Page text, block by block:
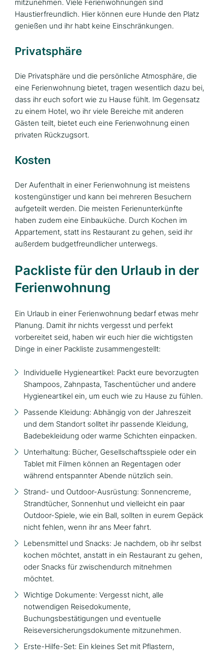
mitzunehmen. Viele Ferienwohnungen sind
Haustierfreundlich. Hier können eure Hunde den Platz
genießen und ihr habt keine Einschränkungen.
Privatsphäre
Die Privatsphäre und die persönliche Atmosphäre, die
eine Ferienwohnung bietet, tragen wesentlich dazu bei,
dass ihr euch sofort wie zu Hause fühlt. Im Gegensatz
zu einem Hotel, wo ihr viele Bereiche mit anderen
Gästen teilt, bietet euch eine Ferienwohnung einen
privaten Rückzugsort.
Kosten
Der Aufenthalt in einer Ferienwohnung ist meistens
kostengünstiger und kann bei mehreren Besuchern
aufgeteilt werden. Die meisten Ferienunterkünfte
haben zudem eine Einbauküche. Durch Kochen im
Appartement, statt ins Restaurant zu gehen, seid ihr
außerdem budgetfreundlicher unterwegs.
Packliste für den Urlaub in der
Ferienwohnung
Ein Urlaub in einer Ferienwohnung bedarf etwas mehr
Planung. Damit ihr nichts vergesst und perfekt
vorbereitet seid, haben wir euch hier die wichtigsten
Dinge in einer Packliste zusammengestellt:
Individuelle Hygieneartikel: Packt eure bevorzugten
Shampoos, Zahnpasta, Taschentücher und andere
Hygieneartikel ein, um euch wie zu Hause zu fühlen.
Passende Kleidung: Abhängig von der Jahreszeit
und dem Standort solltet ihr passende Kleidung,
Badebekleidung oder warme Schichten einpacken.
Unterhaltung: Bücher, Gesellschaftsspiele oder ein
Tablet mit Filmen können an Regentagen oder
während entspannter Abende nützlich sein.
Strand- und Outdoor-Ausrüstung: Sonnencreme,
Strandtücher, Sonnenhut und vielleicht ein paar
Outdoor-Spiele, wie ein Ball, sollten in eurem Gepäck
nicht fehlen, wenn ihr ans Meer fahrt.
Lebensmittel und Snacks: Je nachdem, ob ihr selbst
kochen möchtet, anstatt in ein Restaurant zu gehen,
oder Snacks für zwischendurch mitnehmen
möchtet.
Wichtige Dokumente: Vergesst nicht, alle
notwendigen Reisedokumente,
Buchungsbestätigungen und eventuelle
Reiseversicherungsdokumente mitzunehmen.
Erste-Hilfe-Set: Ein kleines Set mit Pflastern,